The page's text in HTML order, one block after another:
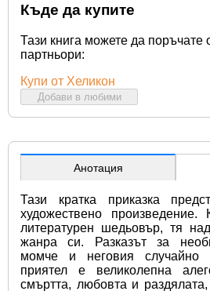
Къде да купите
Тази книга можете да поръчате
партньори:
Купи от Хеликон
Добави в любими
Анотация
Тази кратка приказка
художествено произведение.
литературен шедьовър, тя
жанра си. Разказът за
момче и неговия случайно
приятел е великолепна
смъртта, любовта и раздялата,